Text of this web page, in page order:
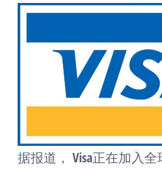
据报道， Visa正在加入